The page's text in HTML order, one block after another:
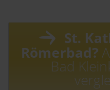
St.
Römerbad?
Bad